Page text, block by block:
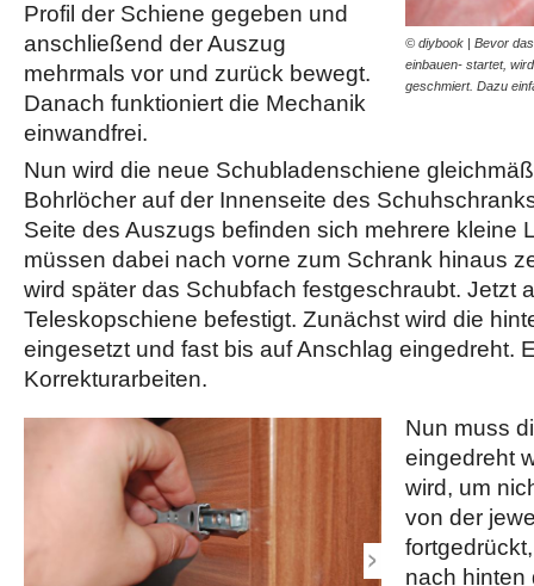
© diybook | Bevor
einbauen- startet,
geschmiert. Dazu
Profil der Schiene gegeben und
anschließend der Auszug
mehrmals vor und zurück bewegt.
Danach funktioniert die Mechanik
einwandfrei.
Nun wird die neue Schubladenschiene
Bohrlöcher auf der Innenseite des
Seite des Auszugs befinden sich mehrere kleine
müssen dabei nach vorne zum Schrank hinaus
wird später das Schubfach festgeschraubt. Jetzt
Teleskopschiene befestigt. Zunächst wird die
eingesetzt und fast bis auf Anschlag eingedreht.
Korrekturarbeiten.
Nun muss
eingedreht
wird, um
von der
nach hinten